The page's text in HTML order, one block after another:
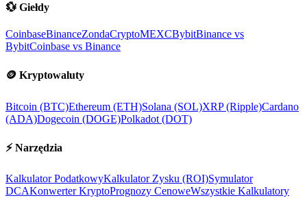
💱 Giełdy
CoinbaseBinanceZondaCryptoMEXCBybitBinance vs
BybitCoinbase vs Binance
🪙 Kryptowaluty
Bitcoin (BTC)Ethereum (ETH)Solana (SOL)XRP (Ripple)Cardano
(ADA)Dogecoin (DOGE)Polkadot (DOT)
⚡ Narzędzia
Kalkulator PodatkowyKalkulator Zysku (ROI)Symulator
DCAKonwerter KryptoPrognozy CenoweWszystkie Kalkulatory